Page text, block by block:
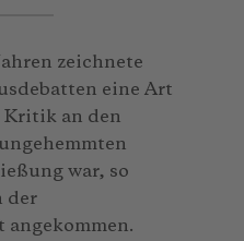
zeichnete
eine Art
Kritik an den
war, so
der